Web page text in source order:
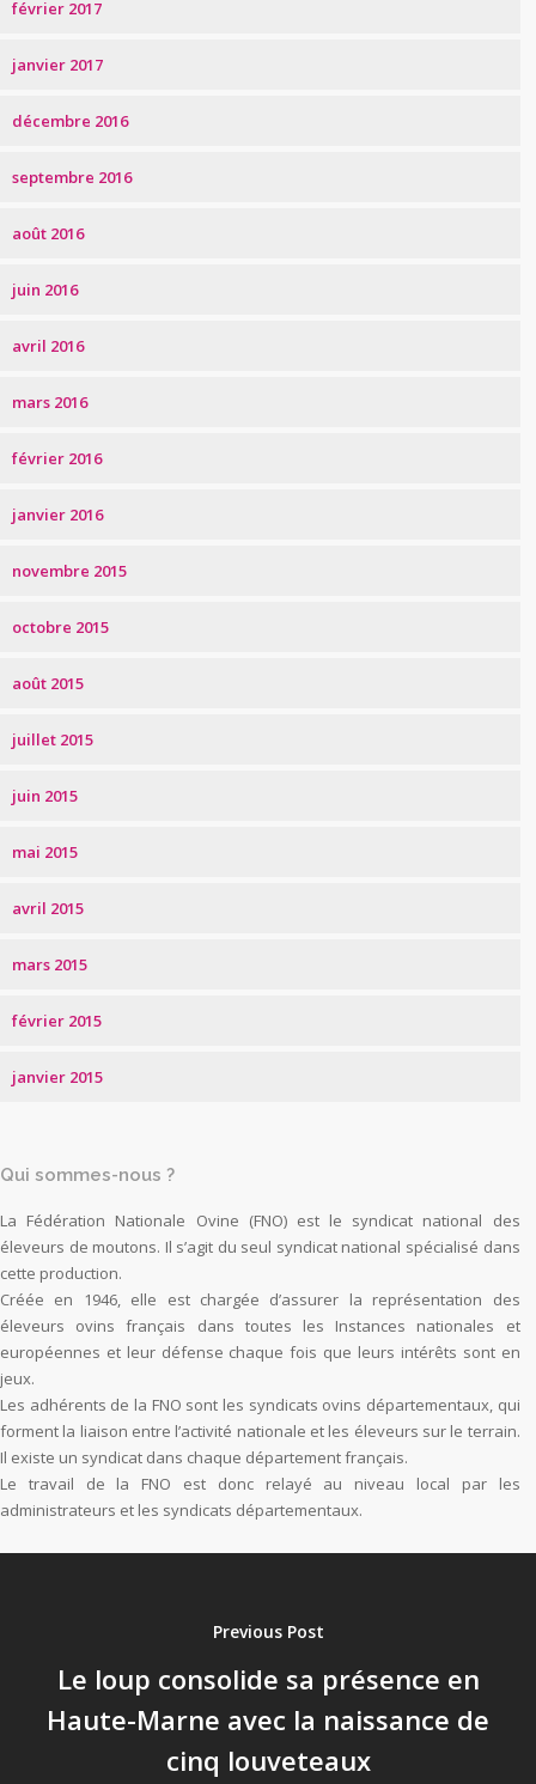
février 2017
janvier 2017
décembre 2016
septembre 2016
août 2016
juin 2016
avril 2016
mars 2016
février 2016
janvier 2016
novembre 2015
octobre 2015
août 2015
juillet 2015
juin 2015
mai 2015
avril 2015
mars 2015
février 2015
janvier 2015
Qui sommes-nous ?
La Fédération Nationale Ovine (FNO) est le syndicat national des
éleveurs de moutons. Il s’agit du seul syndicat national spécialisé dans
cette production.
Créée en 1946, elle est chargée d’assurer la représentation des
éleveurs ovins français dans toutes les Instances nationales et
européennes et leur défense chaque fois que leurs intérêts sont en
jeux.
Les adhérents de la FNO sont les syndicats ovins départementaux, qui
forment la liaison entre l’activité nationale et les éleveurs sur le terrain.
Il existe un syndicat dans chaque département français.
Le travail de la FNO est donc relayé au niveau local par les
administrateurs et les syndicats départementaux.
Previous Post
Le loup consolide sa présence en
Haute-Marne avec la naissance de
cinq louveteaux